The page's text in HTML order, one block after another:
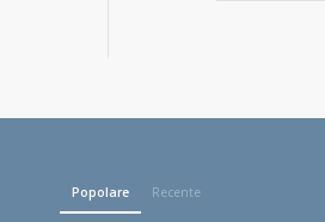
Popolare Recente